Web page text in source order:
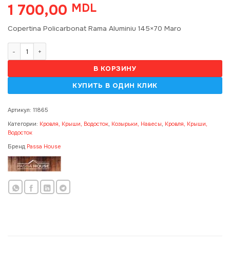
1 700,00 MDL
Copertina Policarbonat Rama Aluminiu 145×70 Maro
В КОРЗИНУ
Артикул: 11865
Категории: Кровля, Крыши, Водосток, Козырьки, Навесы, Кровля, Крыши,
Водосток
Бренд Passa House